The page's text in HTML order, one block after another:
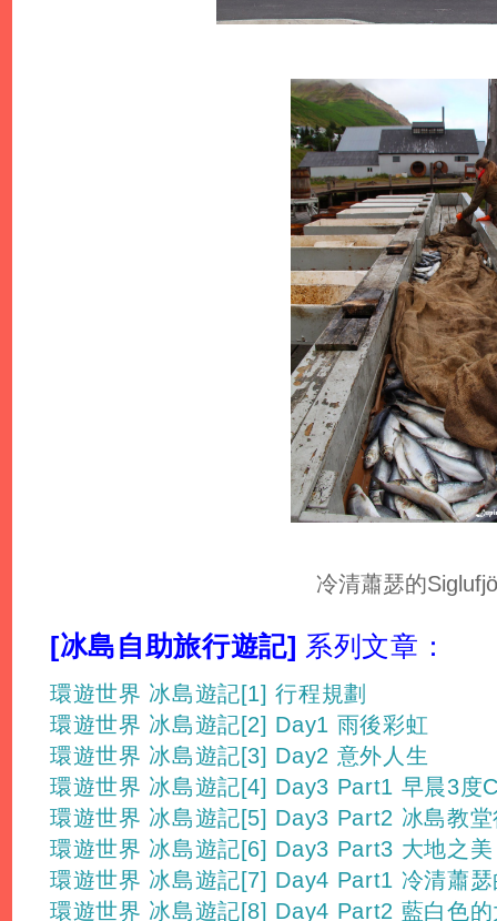
冷清蕭瑟的
[冰島自助旅行遊記] 系列文章：
環遊世界 冰島遊記[1] 行程規劃
環遊世界 冰島遊記[2] Day1 雨後彩虹
環遊世界 冰島遊記[3] Day2 意外人生
環遊世界 冰島遊記[4] Day3 Part1 早晨3度
環遊世界 冰島遊記[5] Day3 Part2 冰島教
環遊世界 冰島遊記[6] Day3 Part3 大地之美
環遊世界 冰島遊記[7] Day4 Part1 冷清蕭
環遊世界 冰島遊記[8] Day4 Part2 藍白色